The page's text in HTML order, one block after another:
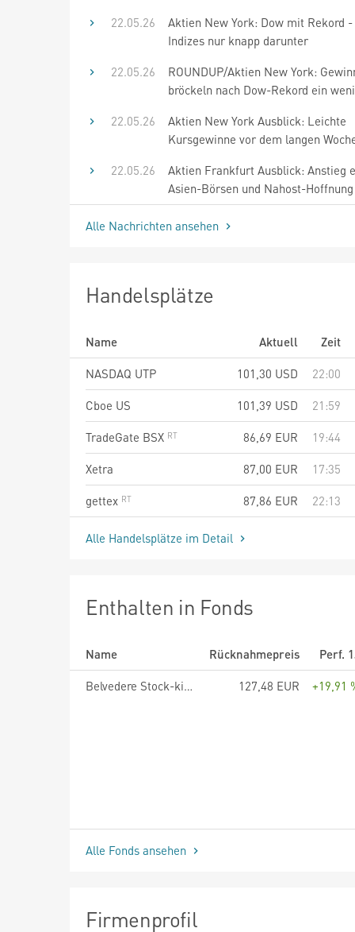
22.05.26
Aktien New York: Dow mit Rekord
Indizes nur knapp darunter
22.05.26
ROUNDUP/Aktien New York:
bröckeln nach Dow-Rekord ein
22.05.26
Aktien New York Ausblick: Leichte
Kursgewinne vor dem langen
22.05.26
Aktien Frankfurt Ausblick: Anstieg
Asien-Börsen und Nahost-Hoffnung
Alle Nachrichten ansehen
Handelsplätze
Name Aktuell
Zeit
NASDAQ UTP
101,30 USD
22:00
Cboe US
101,39 USD
21:59
TradeGate BSX
86,69 EUR
19:44
Xetra
87,00 EUR
17:35
gettex
87,86 EUR 22:13
Alle Handelsplätze im Detail
Enthalten in Fonds
Name Rücknahmepreis
Perf.
Belvedere Stock-kicker Fonds T
127,48 EUR +19,91
Alle Fonds ansehen
Firmenprofil